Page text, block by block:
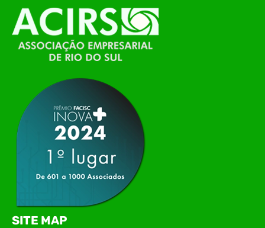
O Polo ACATE-ACIRS, por meio do NIAVI – Núcleo
de Tecnologia da Informação do Alto Vale do
Itajaí, realizou, no dia 21 de julho, o evento
Conexão Tech NIAVI, reunindo empresas de
tecnologia da região para uma noite de
apresentação de novas iniciativas para o setor. O
encontro aconteceu em Rio…
SITE MAP